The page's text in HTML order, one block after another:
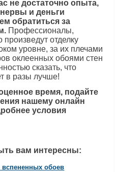
не достаточно опыта,
и деньги
обратиться за
Профессионалы,
отделку
уровне, за их плечами
оклеенных обоями стен
сказать, что
в разы лучше!
время, подайте
нашему онлайн
условия
вам интересны:
вспененных обоев